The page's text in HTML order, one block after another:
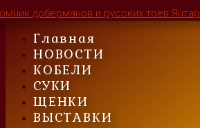
Skip
contentГлавная
НОВОСТИ
КОБЕЛИ
СУКИ
ЩЕНКИ
ВЫСТАВКИ